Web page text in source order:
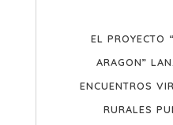
EL PROYECTO
ARAGON”
ENCUENTROS
RURALES